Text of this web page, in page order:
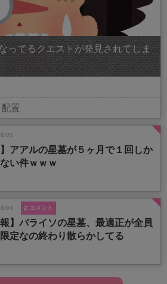
ってるクエストが発見されてしま
配置
05
】アアルの星墓が５ヶ月で１回しか
い件ｗｗｗ
04 2 コメント
報】パライソの星墓、最適正が全員
定なの終わり散らかしてる